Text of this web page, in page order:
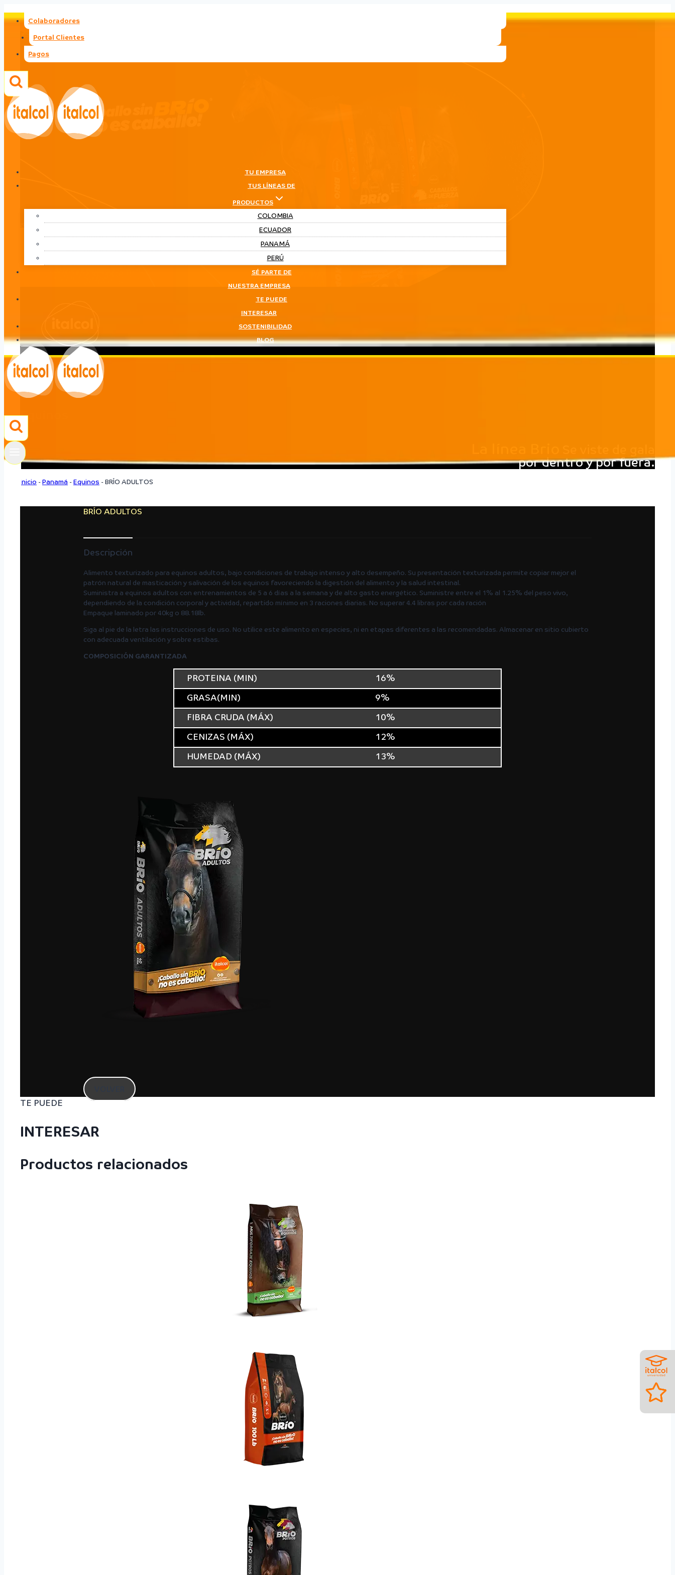
contenido
Colaboradores
Portal Clientes
Pagos
TU EMPRESA
TUS LÍNEAS DE
PRODUCTOS
COLOMBIA
ECUADOR
PANAMÁ
PERÚ
SÉ PARTE DE
NUESTRA EMPRESA
TE PUEDE
INTERESAR
SOSTENIBILIDAD
BLOG
Equinos
LÍNEA
Equinos
por dentro y por fuera.
Inicio - Panamá - Equinos - BRÍO ADULTOS
BRÍO ADULTOS
Descripción
Alimento texturizado para equinos adultos, bajo condiciones de trabajo intenso y alto desempeño. Su presentación texturizada permite copiar mejor el
patrón natural de masticación y salivación de los equinos favoreciendo la digestión del alimento y la salud intestinal.
Suministra a equinos adultos con entrenamientos de 5 a 6 días a la semana y de alto gasto energético. Suministre entre el 1% al 1.25% del peso vivo,
dependiendo de la condición corporal y actividad, repartido mínimo en 3 raciones diarias. No superar 4.4 libras por cada ración
Empaque laminado por 40kg o 88.18lb.
Siga al pie de la letra las instrucciones de uso. No utilice este alimento en especies, ni en etapas diferentes a las recomendadas. Almacenar en sitio cubierto
con adecuada ventilación y sobre estibas.
COMPOSICIÓN GARANTIZADA
PROTEINA (MIN) 16%
GRASA(MIN) 9%
FIBRA CRUDA (MÁX) 10%
CENIZAS (MÁX) 12%
HUMEDAD (MÁX) 13%
TE PUEDE
INTERESAR
Productos relacionados